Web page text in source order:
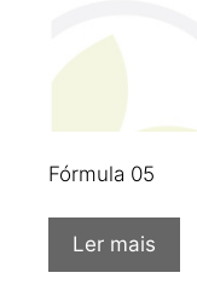
Fórmula 05
Ler mais